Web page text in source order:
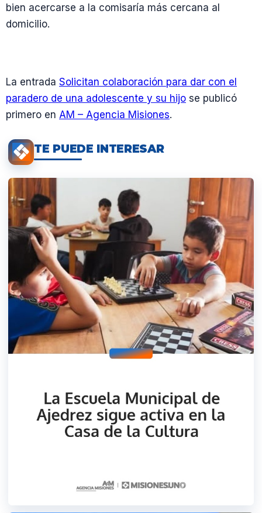
bien acercarse a la comisaría más cercana al
domicilio.
La entrada Solicitan colaboración para dar con el
paradero de una adolescente y su hijo se publicó
primero en AM – Agencia Misiones.
TE PUEDE INTERESAR